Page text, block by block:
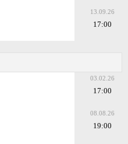
13.09.26
17:00
03.02.26
17:00
08.08.26
19:00